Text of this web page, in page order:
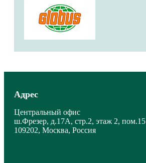
Адрес
Центральный офис
ш.Фрезер, д.17А, стр.2, этаж 2, пом.15
109202, Москва, Россия